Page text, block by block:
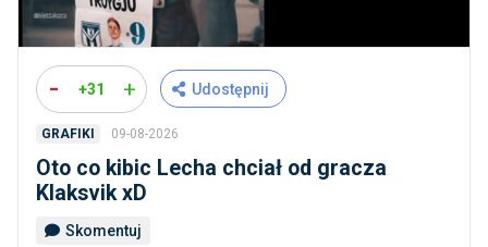
- +31 + Udostępnij
GRAFIKI 09-08-2026
Oto co kibic Lecha chciał od gracza
Klaksvik xD
Skomentuj